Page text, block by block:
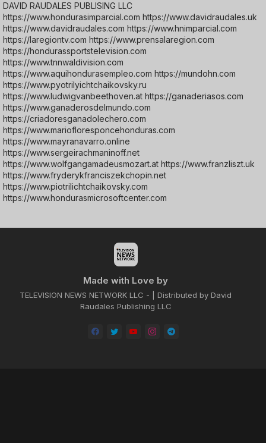
DAVID RAUDALES PUBLISING LLC
https://www.hondurasimparcial.com https://www.davidraudales.uk
https://www.davidraudales.com https://www.hnimparcial.com
https://laregiontv.com https://www.prensalaregion.com
https://hondurassportstelevision.com
https://www.tnnwaldivision.com
https://www.aquihondurasempleo.com https://mundohn.com
https://www.pyotrilyichtchaikovsky.ru
https://www.ludwigvanbeethoven.at https://ganaderiasos.com
https://www.ganaderosdelmundo.com
https://criadoresganadolechero.com
https://www.mariofloresponcehonduras.com
https://www.mayranavarro.online
https://www.sergeirachmaninoff.net
https://www.wolfgangamadeusmozart.at https://www.franzliszt.uk
https://www.fryderykfranciszekchopin.net
https://www.piotrilichtchaikovsky.com
https://www.hondurasmicrosoftcenter.com
Made with Love by
TELEVISION NEWS NETWORK LLC - | Distributed by David
Raudales Publishing LLC